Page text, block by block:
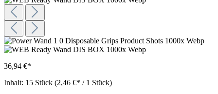
36,94 €*
Inhalt: 15 Stück (2,46 €* / 1 Stück)